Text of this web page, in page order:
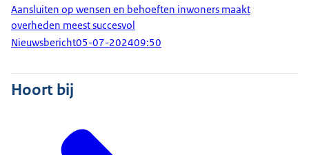
Aansluiten op wensen en behoeften inwoners maakt
overheden meest succesvol
Nieuwsbericht05-07-202409:50
Hoort bij